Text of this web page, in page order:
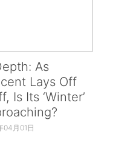
As
Lays Off
Is Its ‘Winter’
04月01日